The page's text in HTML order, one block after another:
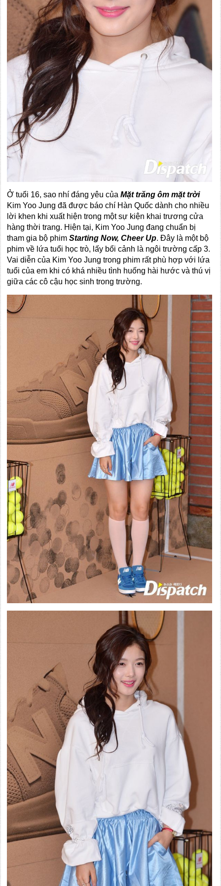
Ở tuổi 16, sao nhí đáng yêu củaMặt trăng ôm mặt trời
Kim Yoo Jung đã được báo chí Hàn Quốc dành cho nhiều
lời khen khi xuất hiện trong một sự kiện khai trương cửa
hàng thời trang. Hiện tại, Kim Yoo Jung đang chuẩn bị
tham gia bộ phimStarting Now, Cheer Up. Đây là một bộ
phim về lứa tuổi học trò, lấy bổi cảnh là ngôi trường cấp 3.
Vai diễn của Kim Yoo Jung trong phim rất phù hợp với lứa
tuổi của em khi có khá nhiều tình huống hài hước và thú vị
giữa các cô cậu học sinh trong trường.